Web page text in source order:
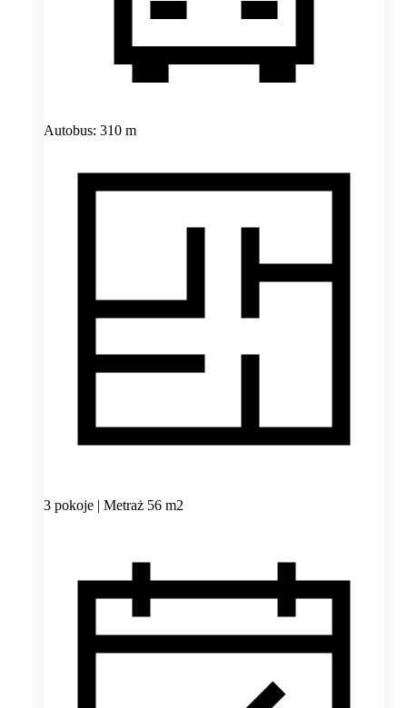
Autobus: 310 m
3 pokoje | Metraż 56 m2